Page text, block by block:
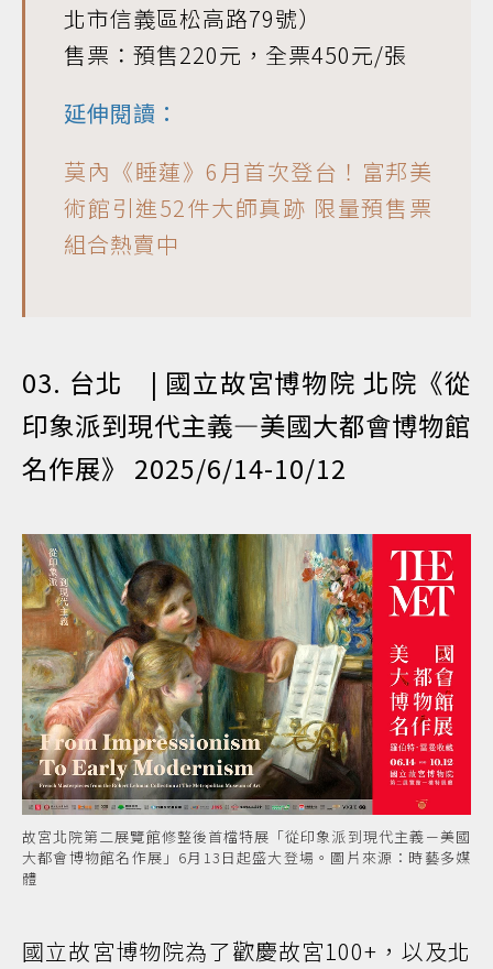
北市信義區松高路79號）
售票：預售220元，全票450元/張
延伸閱讀：
莫內《睡蓮》6月首次登台！富邦美
術館引進52件大師真跡 限量預售票
組合熱賣中
03. 台北 | 國立故宮博物院 北院《從
印象派到現代主義—美國大都會博物館
名作展》 2025/6/14-10/12
故宮北院第二展覽館修整後首檔特展「從印象派到現代主義－美國
大都會博物館名作展」6月13日起盛大登場。圖片來源：時藝多媒
體
國立故宮博物院為了歡慶故宮100+，以及北